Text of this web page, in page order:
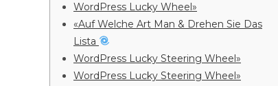
WordPress Lucky Wheel»
«Auf Welche Art Man & Drehen Sie Das
Lista
WordPress Lucky Steering Wheel»
WordPress Lucky Steering Wheel»